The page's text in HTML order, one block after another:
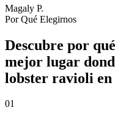
Magaly P.
Por Qué Elegirnos
Descubre por
mejor lugar
lobster ravioli
01